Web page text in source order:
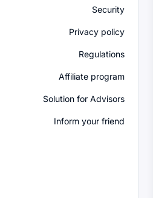
Security
Privacy policy
Regulations
Affiliate program
Solution for Advisors
Inform your friend